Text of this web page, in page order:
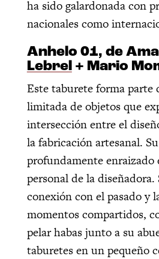
ha sido galardonada con
nacionales como
Anhelo 01, de
Lebrel + Mario
Este taburete forma parte
limitada de objetos que
intersección entre el
la fabricación artesanal.
profundamente enraizado
personal de la
conexión con el pasado y
momentos compartidos,
pelar habas junto a su
taburetes en un pequeño